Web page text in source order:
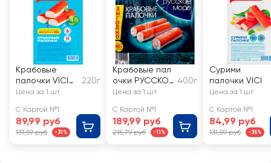
Крабовые
палочки VICI
200+20г
220г
Цена за 1 шт
С Картой №1
89,99 руб
131,59 руб -31%
Крабовые пал
очки РУССКОЕ
МОРЕ
400г
Цена за 1 шт
С Картой №1
189,99 руб
215,79 руб -11%
Сурими
палочки VICI
Цена за 1 шт
С Картой №1
84,99 руб
131,59 руб -35%